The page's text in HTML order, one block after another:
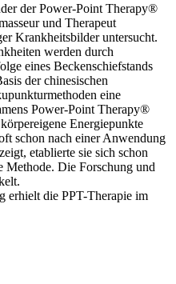
der Power-Point Therapy®
und Therapeut
Krankheitsbilder untersucht.
werden durch
eines Beckenschiefstands
der chinesischen
eine
Power-Point Therapy®
Energiepunkte
schon nach einer Anwendung
etablierte sie sich schon
Methode. Die Forschung und
erhielt die PPT-Therapie im